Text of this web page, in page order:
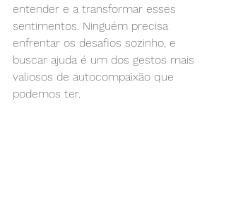
entender e a transformar esses
sentimentos. Ninguém precisa
enfrentar os desafios sozinho, e
buscar ajuda é um dos gestos mais
valiosos de autocompaixão que
podemos ter.